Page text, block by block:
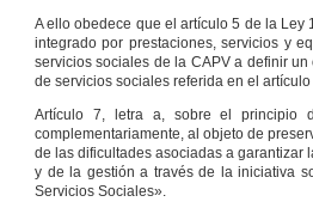
A ello obedece que el artículo 5 de la Ley
integrado por prestaciones, servicios y
servicios sociales de la CAPV a definir
de servicios sociales referida en el
Artículo 7, letra a, sobre el principio
complementariamente, al objeto de
de las dificultades asociadas a garantizar
y de la gestión a través de la iniciativa
Servicios Sociales».